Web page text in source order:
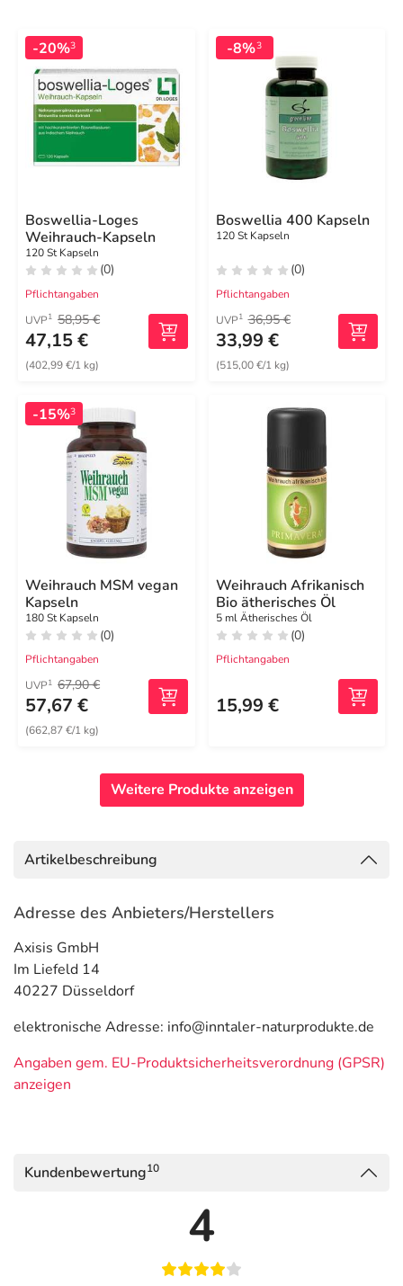
-20%3
Boswellia-Loges
Weihrauch-Kapseln
120 St Kapseln
(0)
Pflichtangaben
UVP1 58,95 €
47,15 €
(402,99 €/1 kg)
-8%3
Boswellia 400 Kapseln
120 St Kapseln
(0)
Pflichtangaben
UVP1 36,95 €
33,99 €
(515,00 €/1 kg)
-15%3
Weihrauch MSM vegan
Kapseln
180 St Kapseln
(0)
Pflichtangaben
UVP1 67,90 €
57,67 €
(662,87 €/1 kg)
Weihrauch Afrikanisch
Bio ätherisches Öl
5 ml Ätherisches Öl
(0)
Pflichtangaben
15,99 €
Weitere Produkte anzeigen
Artikelbeschreibung
Adresse des Anbieters/Herstellers
Axisis GmbH
Im Liefeld 14
40227 Düsseldorf
elektronische Adresse: info@inntaler-naturprodukte.de
Angaben gem. EU-Produktsicherheitsverordnung (GPSR)
anzeigen
Kundenbewertung10
4